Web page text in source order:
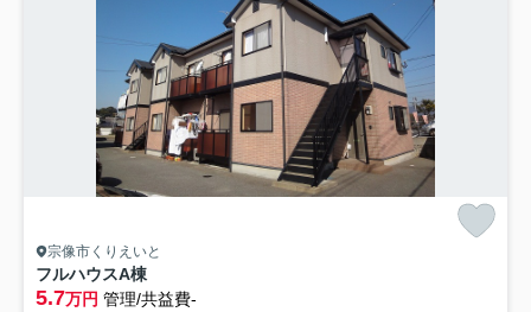
宗像市くりえいと
フルハウスA棟
5.7万円 管理/共益費-